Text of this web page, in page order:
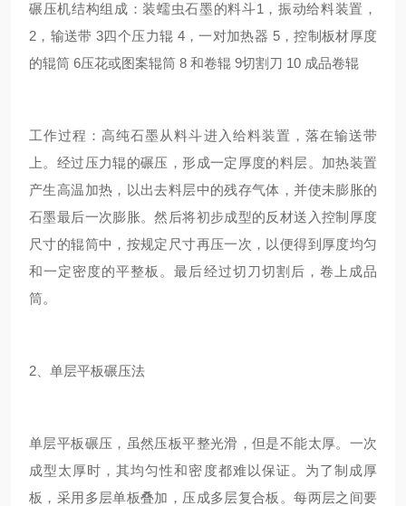
碾压机结构组成：装蠕虫石墨的料斗1，振动给料装置，
2，输送带 3四个压力辊 4，一对加热器 5，控制板材厚度
的辊筒 6压花或图案辊筒 8 和卷辊 9切割刀 10 成品卷辊
工作过程：高纯石墨从料斗进入给料装置，落在输送带
上。经过压力辊的碾压，形成一定厚度的料层。加热装置
产生高温加热，以出去料层中的残存气体，并使未膨胀的
石墨最后一次膨胀。然后将初步成型的反材送入控制厚度
尺寸的辊筒中，按规定尺寸再压一次，以便得到厚度均匀
和一定密度的平整板。最后经过切刀切割后，卷上成品
筒。
2、单层平板碾压法
单层平板碾压，虽然压板平整光滑，但是不能太厚。一次
成型太厚时，其均匀性和密度都难以保证。为了制成厚
板，采用多层单板叠加，压成多层复合板。每两层之间要